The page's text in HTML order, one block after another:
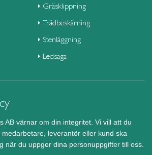
Gräsklippning
Trädbeskärning
Stenläggning
Ledsaga
AB värnar om din integritet. Vi vill att du
leverantör eller kund ska
när du uppger dina personuppgifter till oss.